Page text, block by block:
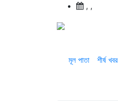
, ,
মূল পাতা শীর্ষ খবর